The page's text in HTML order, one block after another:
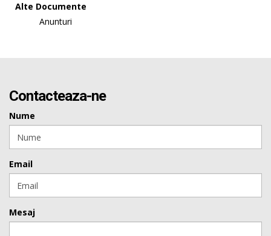
Alte Documente
Anunturi
Contacteaza-ne
Nume
Email
Mesaj